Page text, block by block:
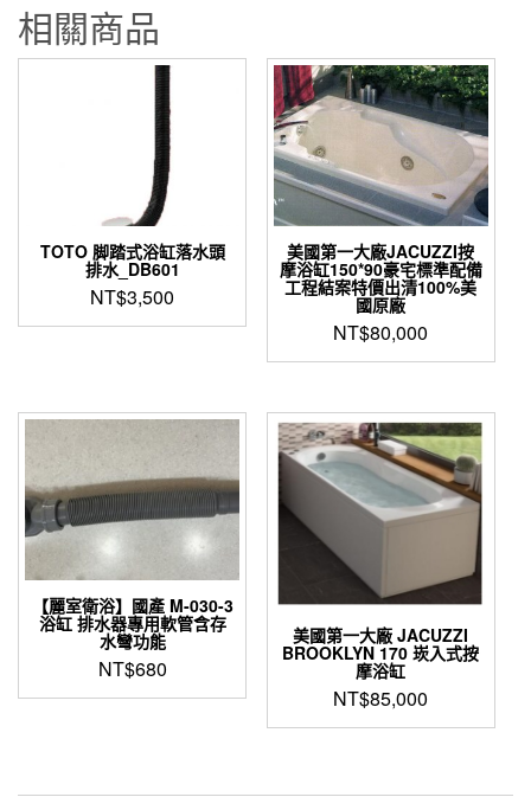
相關商品
TOTO 脚踏式浴缸落水頭
排水_DB601
NT$3,500
美國第一大廠JACUZZI按
摩浴缸150*90豪宅標準配備
工程結案特價出清100%美
國原廠
NT$80,000
【麗室衛浴】國產 M-030-3
浴缸 排水器專用軟管含存
水彎功能
NT$680
美國第一大廠 JACUZZI
BROOKLYN 170 崁入式按
摩浴缸
NT$85,000